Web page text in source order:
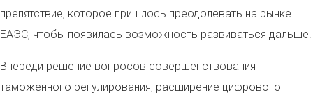
препятствие, которое пришлось преодолевать на рынке
ЕАЭС, чтобы появилась возможность развиваться дальше.
Впереди решение вопросов совершенствования
таможенного регулирования, расширение цифрового